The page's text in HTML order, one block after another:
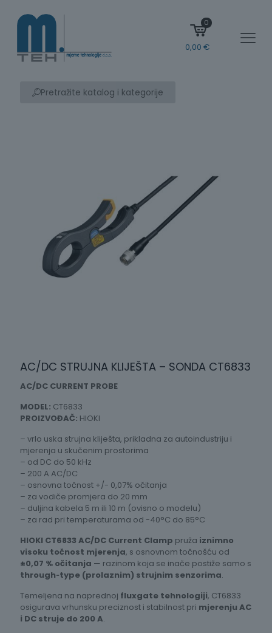
0
0,00 €
Pretražite katalog i kategorije
AC/DC STRUJNA KLIJEŠTA – SONDA CT6833
AC/DC CURRENT PROBE
MODEL: CT6833
PROIZVOĐAČ: HIOKI
– vrlo uska strujna kliješta, prikladna za autoindustriju i
mjerenja u skučenim prostorima
– od DC do 50 kHz
– 200 A AC/DC
– osnovna točnost +/- 0,07% očitanja
– za vodiče promjera do 20 mm
– duljina kabela 5 m ili 10 m (ovisno o modelu)
– za rad pri temperaturama od -40°C do 85°C
HIOKI CT6833 AC/DC Current Clamp pruža iznimno
visoku točnost mjerenja, s osnovnom točnošću od
±0,07 % očitanja — razinom koja se inače postiže samo s
through‑type (prolaznim) strujnim senzorima.
Temeljena na naprednoj fluxgate tehnologiji, CT6833
osigurava vrhunsku preciznost i stabilnost pri mjerenju AC
i DC struje do 200 A.